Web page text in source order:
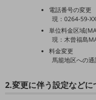
ネットワーク・モバイル
クラウド・データセンター
電話・映像コミュニケーショ
電話番号の変更
現：0264-59-
単位料金区域
現：木曾福島
料金変更
馬籠地区への通
2.変更に伴う設定などに